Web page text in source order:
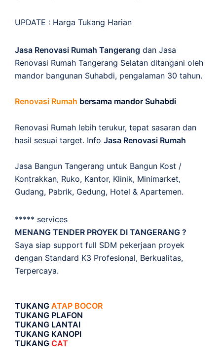
UPDATE : Harga Tukang Harian
Jasa Renovasi Rumah Tangerang dan Jasa
Renovasi Rumah Tangerang Selatan ditangani oleh
mandor bangunan Suhabdi, pengalaman 30 tahun.
Renovasi Rumah bersama mandor Suhabdi
Renovasi Rumah lebih terukur, tepat sasaran dan
hasil sesuai target. Info Jasa Renovasi Rumah
Jasa Bangun Tangerang untuk Bangun Kost /
Kontrakkan, Ruko, Kantor, Klinik, Minimarket,
Gudang, Pabrik, Gedung, Hotel & Apartemen.
***** services
MENANG TENDER PROYEK DI TANGERANG ?
Saya siap support full SDM pekerjaan proyek
dengan Standard K3 Profesional, Berkualitas,
Terpercaya.
TUKANG ATAP BOCOR
TUKANG PLAFON
TUKANG LANTAI
TUKANG KANOPI
TUKANG CAT